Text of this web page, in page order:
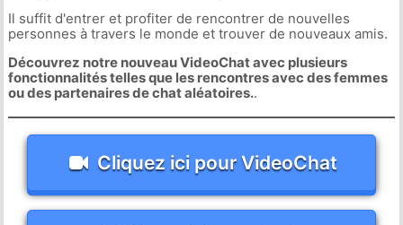
Il suffit d'entrer et profiter de rencontrer de nouvelles
personnes à travers le monde et trouver de nouveaux amis.
Découvrez notre nouveau VideoChat avec plusieurs
fonctionnalités telles que les rencontres avec des femmes
ou des partenaires de chat aléatoires..
Cliquez ici pour VideoChat